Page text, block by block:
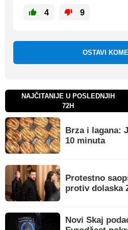
4 9
OSTAVI
NAJČITANIJE U POSLEDNJIH
72H
Brza i lagana:
10 minuta
Protestno
protiv dolaska
Novi Skaj